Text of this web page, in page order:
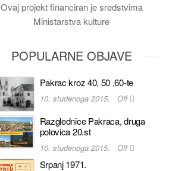
Ovaj projekt financiran je sredstvima
Ministarstva kulture
POPULARNE OBJAVE
Pakrac kroz 40, 50 ,60-te
10. studenoga 2015. Off
Razglednice Pakraca, druga
polovica 20.st
10. studenoga 2015. Off
Srpanj 1971.